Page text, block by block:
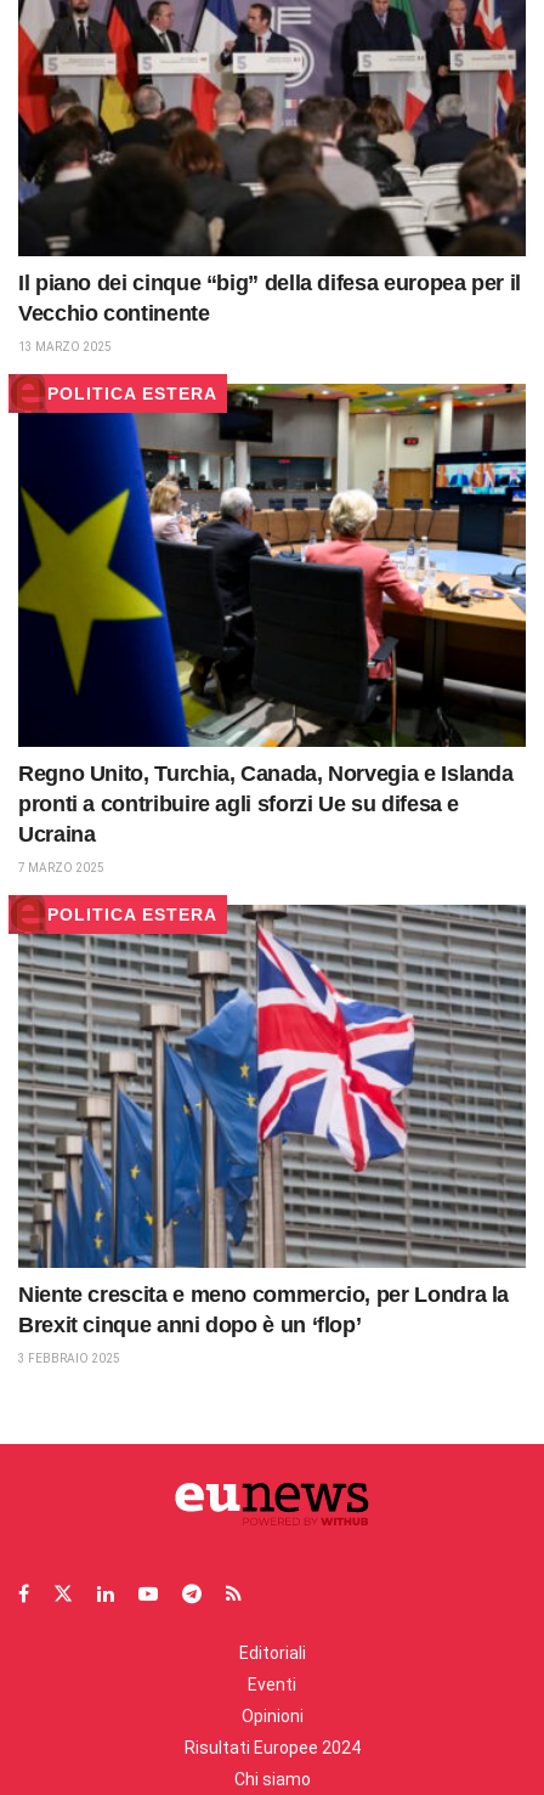
Il piano dei cinque “big” della difesa europea per il
Vecchio continente
13 MARZO 2025
POLITICA ESTERA
Regno Unito, Turchia, Canada, Norvegia e Islanda
pronti a contribuire agli sforzi Ue su difesa e
Ucraina
7 MARZO 2025
POLITICA ESTERA
Niente crescita e meno commercio, per Londra la
Brexit cinque anni dopo è un ‘flop’
3 FEBBRAIO 2025
Editoriali
Eventi
Opinioni
Risultati Europee 2024
Chi siamo